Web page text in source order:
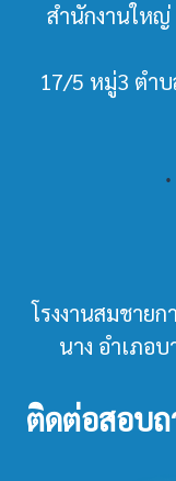
สำนักงานให
17/5 หมู่3 ตำบ
โรงงานสมชาย
นาง อำเภอ
ติดต่อสอบถ